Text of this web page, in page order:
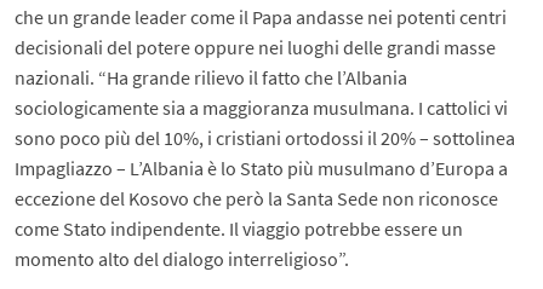
che un grande leader come il Papa andasse nei potenti centri
decisionali del potere oppure nei luoghi delle grandi masse
nazionali. “Ha grande rilievo il fatto che l’Albania
sociologicamente sia a maggioranza musulmana. I cattolici vi
sono poco più del 10%, i cristiani ortodossi il 20% – sottolinea
Impagliazzo – L’Albania è lo Stato più musulmano d’Europa a
eccezione del Kosovo che però la Santa Sede non riconosce
come Stato indipendente. Il viaggio potrebbe essere un
momento alto del dialogo interreligioso”.